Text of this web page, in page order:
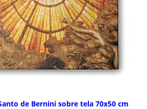
de Bernini sobre tela 70x50 cm